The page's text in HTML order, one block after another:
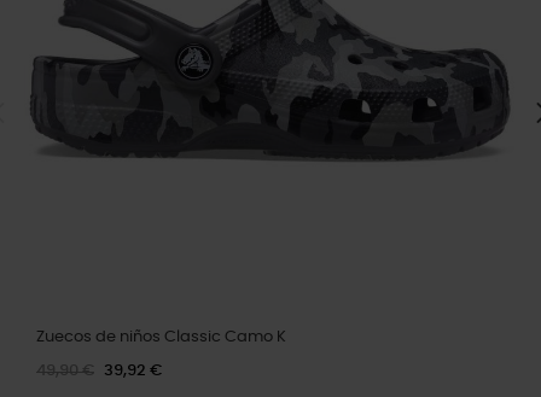
Zuecos de niños Classic Camo K
49,90 € 39,92 €